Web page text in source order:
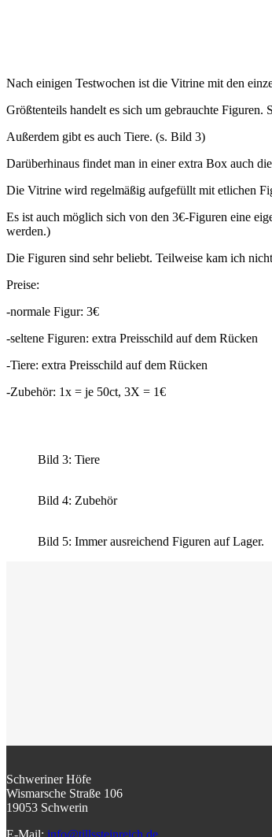
Nach einigen Testwochen ist die Vitrine mit den
Größtenteils handelt es sich um gebrauchte Figuren.
Außerdem gibt es auch Tiere. (s. Bild 3)
Darüberhinaus findet man in einer extra Box auch
Die Vitrine wird regelmäßig aufgefüllt mit etlichen
Es ist auch möglich sich von den 3€-Figuren eine
werden.)
Die Figuren sind sehr beliebt. Teilweise kam ich
Preise:
-normale Figur: 3€
-seltene Figuren: extra Preisschild auf dem Rücken
-Tiere: extra Preisschild auf dem Rücken
-Zubehör: 1x = je 50ct, 3X = 1€
Bild 3: Tiere
Bild 4: Zubehör
Bild 5: Immer ausreichend Figuren auf Lager.
Schweriner Höfe
Wismarsche Straße 106
19053 Schwerin
E-Mail: info@tillssteinreich.de